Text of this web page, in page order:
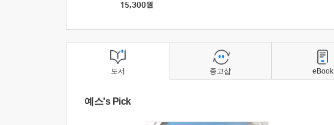
15,300원
도서
예스's Pick
중고샵 eBook